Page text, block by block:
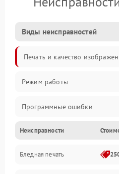
Виды неисправностей
Печать и качество
Режим работы
Программные ошибки
Картриджи и расходники
Сканер и копирование
Неисправности
Бледная печать